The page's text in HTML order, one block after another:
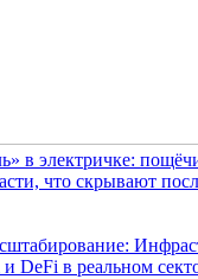
в электричке:
что скрывают
DeFi в реальном